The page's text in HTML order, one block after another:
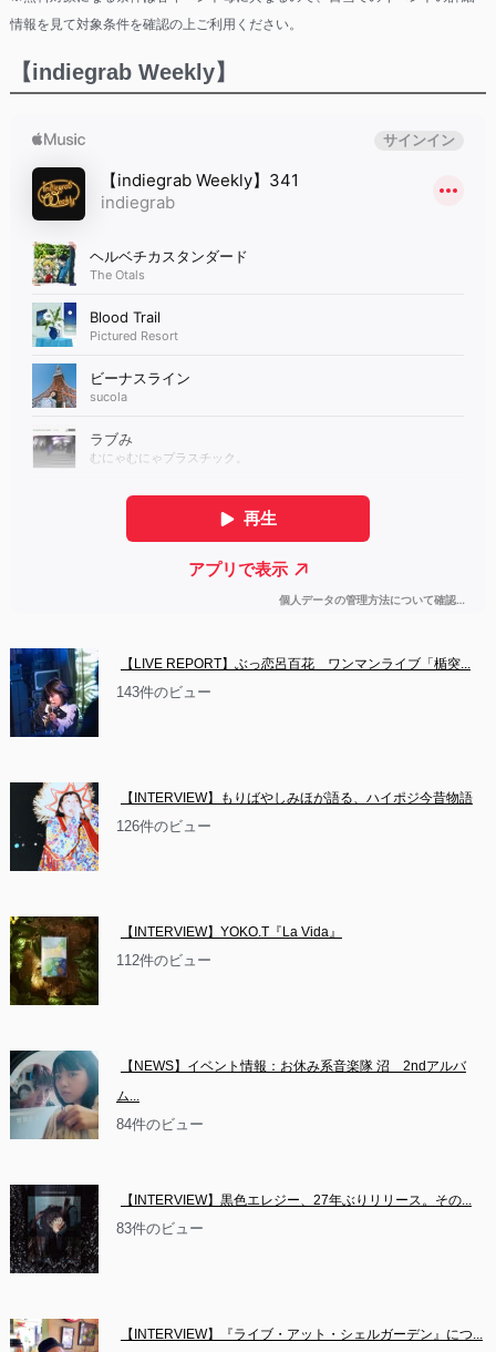
情報を見て対象条件を確認の上ご利用ください。
【indiegrab Weekly】
【LIVE REPORT】ぶっ恋呂百花　ワンマンライブ「楯突...
143件のビュー
【INTERVIEW】もりばやしみほが語る、ハイポジ今昔物語
126件のビュー
【INTERVIEW】YOKO.T『La Vida』
112件のビュー
【NEWS】イベント情報：お休み系音楽隊 沼　2ndアルバ
ム...
84件のビュー
【INTERVIEW】黒色エレジー、27年ぶりリリース。その...
83件のビュー
【INTERVIEW】『ライブ・アット・シェルガーデン』につ...